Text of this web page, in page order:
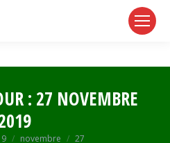
: 27 NOVEMBRE
: novembre 27